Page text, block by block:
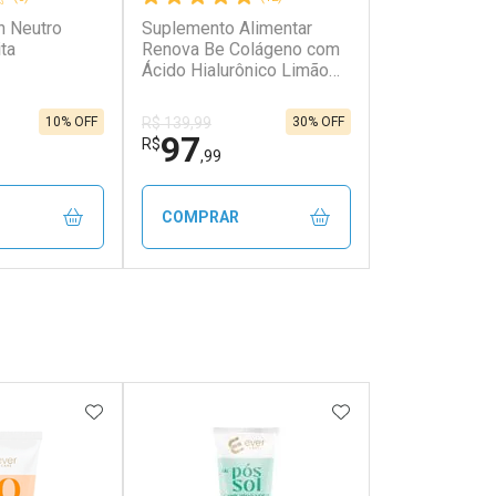
Neutro
10% OFF
Suplemento Alimentar
Renova Be Colágeno com
Ácido Hialurônico Limão
R$ 139,99
R$97,99
30% OFF
COMPRAR
ADICIONAR AOS FAVORITOSADICIONAR AOS